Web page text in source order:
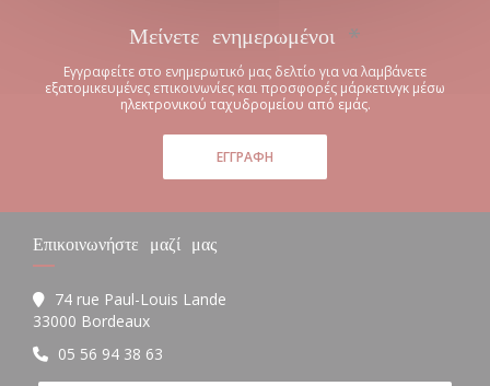
Μείνετε ενημερωμένοι *
Εγγραφείτε στο ενημερωτικό μας δελτίο για να λαμβάνετε
εξατομικευμένες επικοινωνίες και προσφορές μάρκετινγκ μέσω
ηλεκτρονικού ταχυδρομείου από εμάς.
ΕΓΓΡΑΦΉ
Επικοινωνήστε μαζί μας
74 rue Paul-Louis Lande
33000 Bordeaux((ανοίγει σε νέο παράθυρο))
05 56 94 38 63